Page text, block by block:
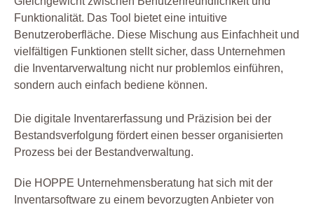
Funktionalität. Das Tool bietet eine intuitive
Benutzeroberfläche. Diese Mischung aus Einfachheit und
vielfältigen Funktionen stellt sicher, dass Unternehmen
die Inventarverwaltung nicht nur problemlos einführen,
sondern auch einfach bediene können.
Die digitale Inventarerfassung und Präzision bei der
Bestandsverfolgung fördert einen besser organisierten
Prozess bei der Bestandverwaltung.
Die HOPPE Unternehmensberatung hat sich mit der
Inventarsoftware zu einem bevorzugten Anbieter von